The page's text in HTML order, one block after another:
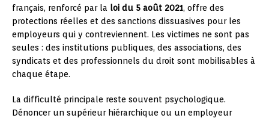
français, renforcé par la loi du 5 août 2021, offre des
protections réelles et des sanctions dissuasives pour les
employeurs qui y contreviennent. Les victimes ne sont pas
seules : des institutions publiques, des associations, des
syndicats et des professionnels du droit sont mobilisables à
chaque étape.
La difficulté principale reste souvent psychologique.
Dénoncer un supérieur hiérarchique ou un employeur